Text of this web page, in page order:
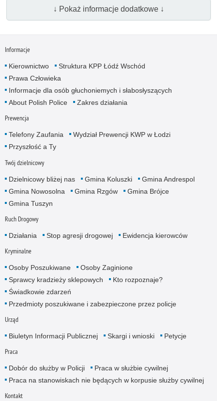
↓ Pokaż informacje dodatkowe ↓
Informacje
Kierownictwo
Struktura KPP Łódź Wschód
Prawa Człowieka
Informacje dla osób głuchoniemych i słabosłyszących
About Polish Police
Zakres działania
Prewencja
Telefony Zaufania
Wydział Prewencji KWP w Łodzi
Przyszłość a Ty
Twój dzielnicowy
Dzielnicowy bliżej nas Gmina Koluszki
Gmina Andrespol
Gmina Nowosolna
Gmina Rzgów
Gmina Brójce
Gmina Tuszyn
Ruch Drogowy
Działania Stop agresji drogowej Ewidencja kierowców
Kryminalne
Osoby Poszukiwane
Osoby Zaginione
Sprawcy kradzieży sklepowych
Kto rozpoznaje?
Świadkowie zdarzeń
Przedmioty poszukiwane i zabezpieczone przez policje
Urząd
Biuletyn Informacji Publicznej Skargi i wnioski Petycje
Praca
Dobór do służby w Policji
Praca w służbie cywilnej
Praca na stanowiskach nie będących w korpusie służby cywilnej
Kontakt